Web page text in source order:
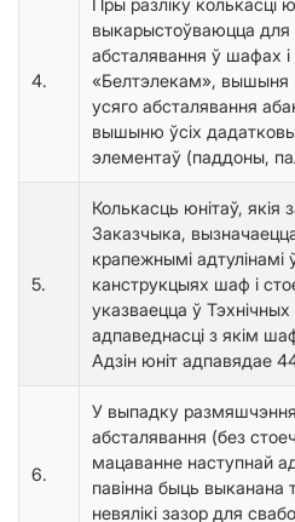
4.
Пры разліку колькасці
выкарыстоўваюцца
абсталявання ў шафах
«Белтэлекам», вышыня
усяго абсталявання
вышыню ўсіх
элементаў (паддоны,
5.
Колькасць юнітаў, якія
Заказчыка,
крапежнымі
канструкцыях шаф і
указваецца ў
адпаведнасці з якім
Адзін юніт адпавядае
6.
У выпадку
абсталявання (без
мацаванне наступнай
павінна быць выканана
невялікі зазор для